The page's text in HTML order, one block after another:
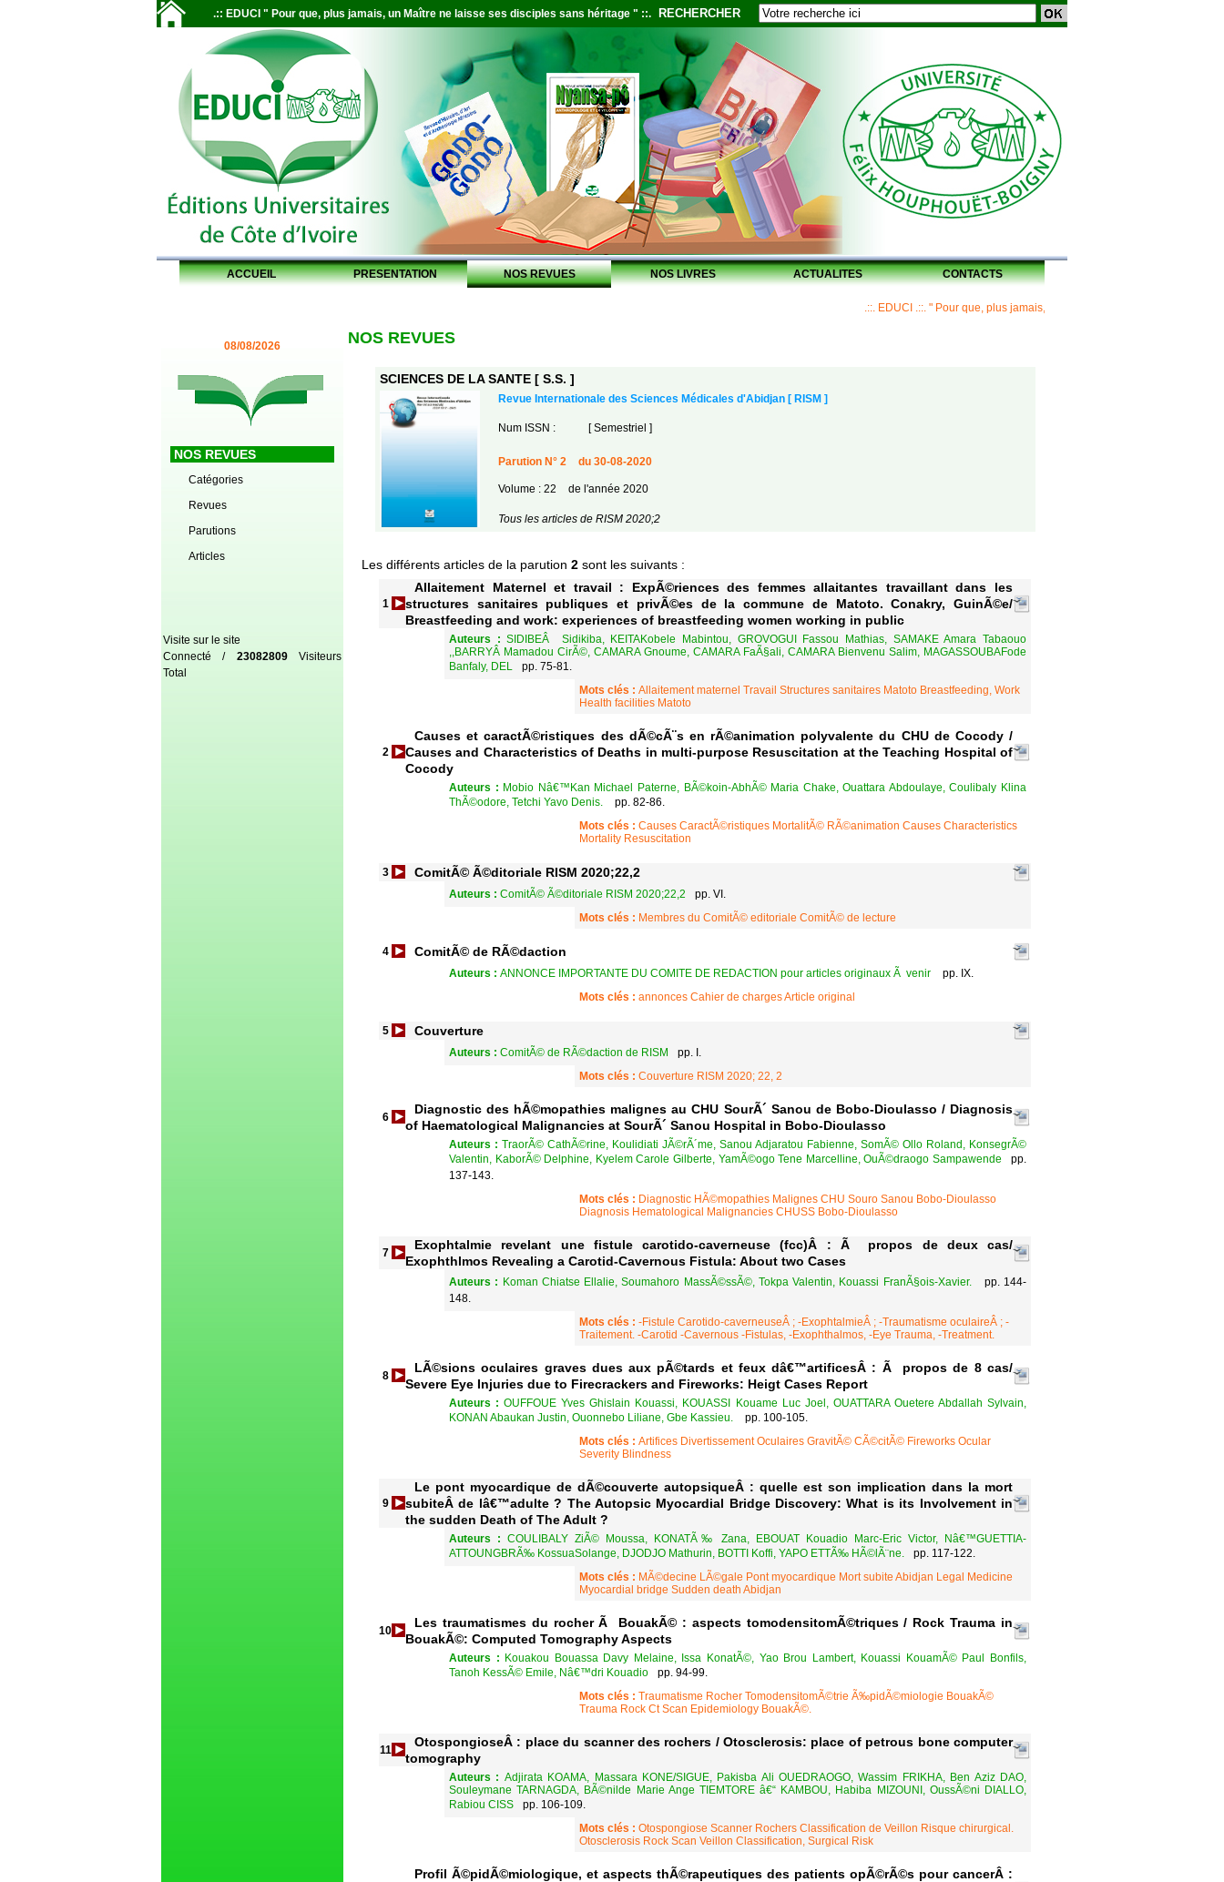
.:: EDUCI " Pour que, plus jamais, un Maître ne laisse ses disciples sans héritage " ::. RECHERCHER
ACCUEIL PRESENTATION NOS REVUES NOS LIVRES ACTUALITES CONTACTS
.::. EDUCI .::. " Pour que, plus jamais, un Maître ne laisse ses disciples sans
08/08/2026
NOS REVUES
Catégories
Revues
Parutions
Articles
Visite sur le site
Connecté / 23082809Visiteurs
Total
NOS REVUES
SCIENCES DE LA SANTE [ S.S. ]
Revue Internationale des Sciences Médicales d'Abidjan [ RISM ]
Num ISSN : [ Semestriel ]
Parution N° 2 du 30-08-2020
Volume : 22 de l'année 2020
Tous les articles de RISM 2020;2
Les différents articles de la parution 2 sont les suivants :
1
Allaitement Maternel et travail : ExpÃ©riences des femmes allaitantes travaillant dans les
structures sanitaires publiques et privÃ©es de la commune de Matoto. Conakry, GuinÃ©e/
Breastfeeding and work: experiences of breastfeeding women working in public
Auteurs :SIDIBEÂ Sidikiba, KEITAKobele Mabintou, GROVOGUI Fassou Mathias, SAMAKE Amara Tabaouo
,,BARRYÂ Mamadou CirÃ©, CAMARA Gnoume, CAMARA FaÃ§ali, CAMARA Bienvenu Salim, MAGASSOUBAFode
Banfaly, DEL
pp. 75-81.
Mots clés : Allaitement maternel Travail Structures sanitaires Matoto Breastfeeding, Work
Health facilities Matoto
2
Causes et caractÃ©ristiques des dÃ©cÃ¨s en rÃ©animation polyvalente du CHU de Cocody /
Causes and Characteristics of Deaths in multi-purpose Resuscitation at the Teaching Hospital of
Cocody
Auteurs : Mobio Nâ€™Kan Michael Paterne, BÃ©koin-AbhÃ© Maria Chake, Ouattara Abdoulaye, Coulibaly Klina
ThÃ©odore, Tetchi Yavo Denis.
pp. 82-86.
Mots clés : Causes CaractÃ©ristiques MortalitÃ© RÃ©animation Causes Characteristics
Mortality Resuscitation
3 ComitÃ© Ã©ditoriale RISM 2020;22,2
Auteurs : ComitÃ© Ã©ditoriale RISM 2020;22,2
pp. VI.
Mots clés : Membres du ComitÃ© editoriale ComitÃ© de lecture
4 ComitÃ© de RÃ©daction
Auteurs : ANNONCE IMPORTANTE DU COMITE DE REDACTION pour articles originaux Ã venir
pp. IX.
Mots clés : annonces Cahier de charges Article original
5 Couverture
Auteurs : ComitÃ© de RÃ©daction de RISM
pp. I.
Mots clés : Couverture RISM 2020; 22, 2
6
Diagnostic des hÃ©mopathies malignes au CHU SourÃ´ Sanou de Bobo-Dioulasso / Diagnosis
of Haematological Malignancies at SourÃ´ Sanou Hospital in Bobo-Dioulasso
Auteurs : TraorÃ© CathÃ©rine, Koulidiati JÃ©rÃ´me, Sanou Adjaratou Fabienne, SomÃ© Ollo Roland, KonsegrÃ©
Valentin, KaborÃ© Delphine, Kyelem Carole Gilberte, YamÃ©ogo Tene Marcelline, OuÃ©draogo Sampawende
pp.
137-143.
Mots clés : Diagnostic HÃ©mopathies Malignes CHU Souro Sanou Bobo-Dioulasso
Diagnosis Hematological Malignancies CHUSS Bobo-Dioulasso
7
Exophtalmie revelant une fistule carotido-caverneuse (fcc)Â : Ã propos de deux cas/
Exophthlmos Revealing a Carotid-Cavernous Fistula: About two Cases
Auteurs : Koman Chiatse Ellalie, Soumahoro MassÃ©ssÃ©, Tokpa Valentin, Kouassi FranÃ§ois-Xavier.
pp. 144-
148.
Mots clés : -Fistule Carotido-caverneuseÂ ; -ExophtalmieÂ ; -Traumatisme oculaireÂ ; -
Traitement. -Carotid -Cavernous -Fistulas, -Exophthalmos, -Eye Trauma, -Treatment.
8
LÃ©sions oculaires graves dues aux pÃ©tards et feux dâ€™artificesÂ : Ã propos de 8 cas/
Severe Eye Injuries due to Firecrackers and Fireworks: Heigt Cases Report
Auteurs :OUFFOUE Yves Ghislain Kouassi, KOUASSI Kouame Luc Joel, OUATTARA Ouetere Abdallah Sylvain,
KONAN Abaukan Justin, Ouonnebo Liliane, Gbe Kassieu.
pp. 100-105.
Mots clés : Artifices Divertissement Oculaires GravitÃ© CÃ©citÃ© Fireworks Ocular
Severity Blindness
9
Le pont myocardique de dÃ©couverte autopsiqueÂ : quelle est son implication dans la mort
subiteÂ de lâ€™adulte ? The Autopsic Myocardial Bridge Discovery: What is its Involvement in
the sudden Death of The Adult ?
Auteurs : COULIBALY ZiÃ© Moussa, KONATÃ‰ Zana, EBOUAT Kouadio Marc-Eric Victor, Nâ€™GUETTIA-
ATTOUNGBRÃ‰ KossuaSolange, DJODJO Mathurin, BOTTI Koffi, YAPO ETTÃ‰ HÃ©lÃ¨ne.
pp. 117-122.
Mots clés : MÃ©decine LÃ©gale Pont myocardique Mort subite Abidjan Legal Medicine
Myocardial bridge Sudden death Abidjan
10
Les traumatismes du rocher Ã BouakÃ© : aspects tomodensitomÃ©triques / Rock Trauma in
BouakÃ©: Computed Tomography Aspects
Auteurs : Kouakou Bouassa Davy Melaine, Issa KonatÃ©, Yao Brou Lambert, Kouassi KouamÃ© Paul Bonfils,
Tanoh KessÃ© Emile, Nâ€™dri Kouadio
pp. 94-99.
Mots clés : Traumatisme Rocher TomodensitomÃ©trie Ã‰pidÃ©miologie BouakÃ©
Trauma Rock Ct Scan Epidemiology BouakÃ©.
11
OtospongioseÂ : place du scanner des rochers / Otosclerosis: place of petrous bone computer
tomography
Auteurs : Adjirata KOAMA, Massara KONE/SIGUE, Pakisba Ali OUEDRAOGO, Wassim FRIKHA, Ben Aziz DAO,
Souleymane TARNAGDA, BÃ©nilde Marie Ange TIEMTORE â€“ KAMBOU, Habiba MIZOUNI, OussÃ©ni DIALLO,
Rabiou CISS
pp. 106-109.
Mots clés : Otospongiose Scanner Rochers Classification de Veillon Risque chirurgical.
Otosclerosis Rock Scan Veillon Classification, Surgical Risk
Profil Ã©pidÃ©miologique, et aspects thÃ©rapeutiques des patients opÃ©rÃ©s pour cancerÂ :